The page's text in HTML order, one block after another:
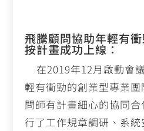
飛騰顧問協助年輕有
按計畫成功上線：
在2019年12月啟動會
輕有衝勁的創業型專業
問師有計畫細心的協同
行了工作規章調研、系